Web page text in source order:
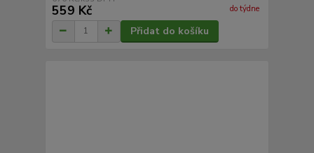
559 Kč do týdne
Přidat do košíku